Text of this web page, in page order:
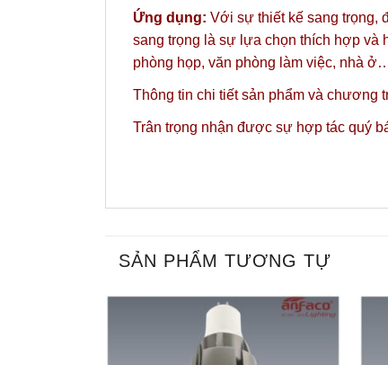
Ứng dụng: Với sự thiết kế sang trọng,
sang trọng là sự lựa chọn thích hợp và
phòng họp, văn phòng làm việc, nhà
Thông tin chi tiết sản phẩm và chương
Trân trọng nhận được sự hợp tác quý
SẢN PHẨM TƯƠNG TỰ